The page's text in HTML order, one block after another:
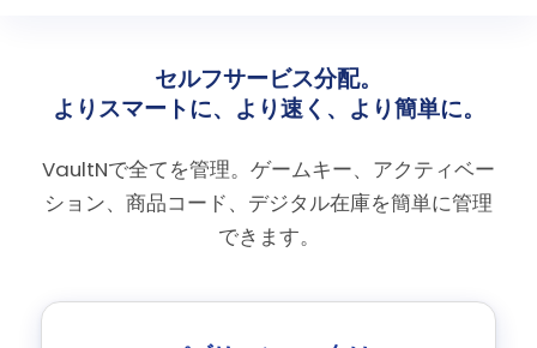
セルフサービス分配。
よりスマートに、より速く、より簡単に。
VaultNで全てを管理。ゲームキー、アクティベー
ション、商品コード、デジタル在庫を簡単に管理
できます。